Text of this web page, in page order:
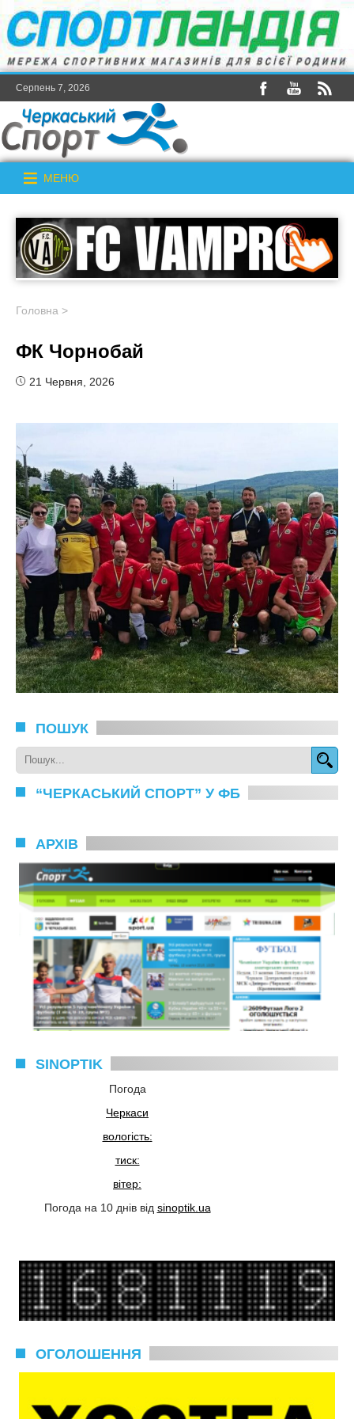
Серпень 7, 2026
МЕНЮ
Головна >
ФК Чорнобай
21 Червня, 2026
ПОШУК
“ЧЕРКАСЬКИЙ СПОРТ” У ФБ
АРХІВ
SINOPTIK
Погода
Черкаси
вологість:
тиск:
вітер:
Погода на 10 днів від sinoptik.ua
ОГОЛОШЕННЯ